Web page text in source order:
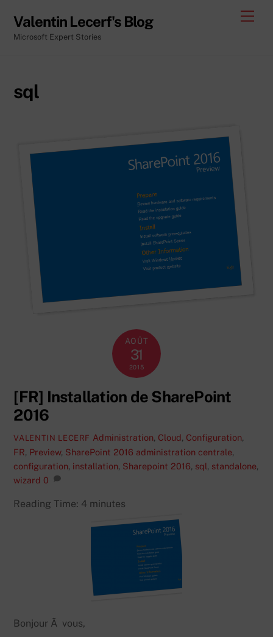
content
Valentin Lecerf's Blog
Microsoft Expert Stories
sql
AOÛT
31
2015
[FR] Installation de SharePoint
2016
VALENTIN LECERF Administration, Cloud, Configuration,
FR, Preview, SharePoint 2016 administration centrale,
configuration, installation, Sharepoint 2016, sql, standalone,
wizard 0
Reading Time: 4 minutes
Bonjour Ã vous,